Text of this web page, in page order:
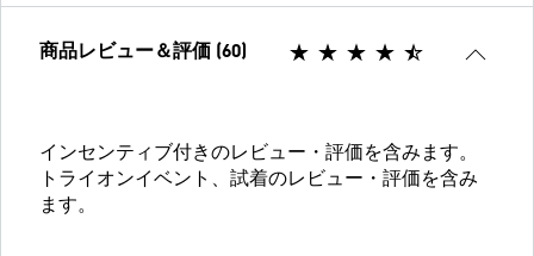
商品レビュー＆評価 (60)
インセンティブ付きのレビュー・評価を含みます。
トライオンイベント、試着のレビュー・評価を含み
ます。